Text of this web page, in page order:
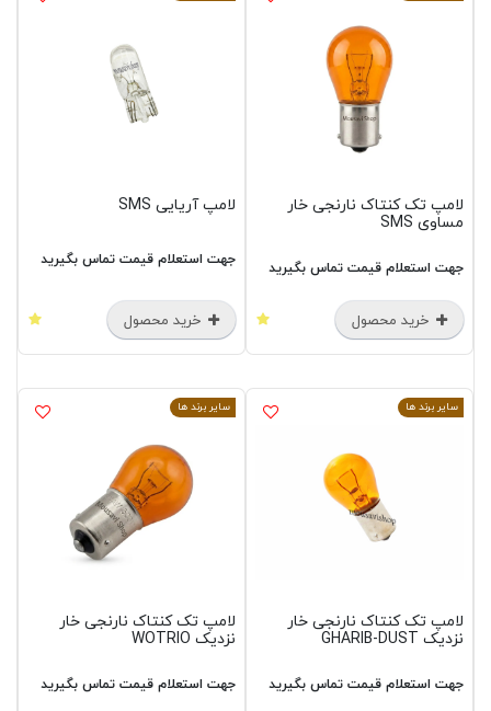
لامپ تک کنتاک نارنجی خار
مساوی SMS
جهت استعلام قیمت تماس بگیرید
خرید محصول
لامپ آریایی SMS
جهت استعلام قیمت تماس بگیرید
خرید محصول
سایر برند ها
لامپ تک کنتاک نارنجی خار
نزدیک GHARIB-DUST
جهت استعلام قیمت تماس بگیرید
سایر برند ها
لامپ تک کنتاک نارنجی خار
نزدیک WOTRIO
جهت استعلام قیمت تماس بگیرید